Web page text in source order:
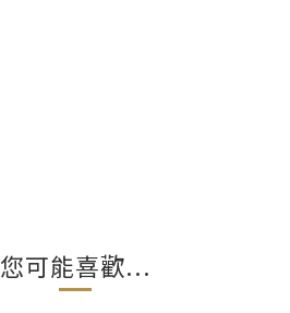
您可能喜歡...